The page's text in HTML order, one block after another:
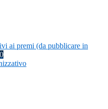
ai premi (da pubblicare in